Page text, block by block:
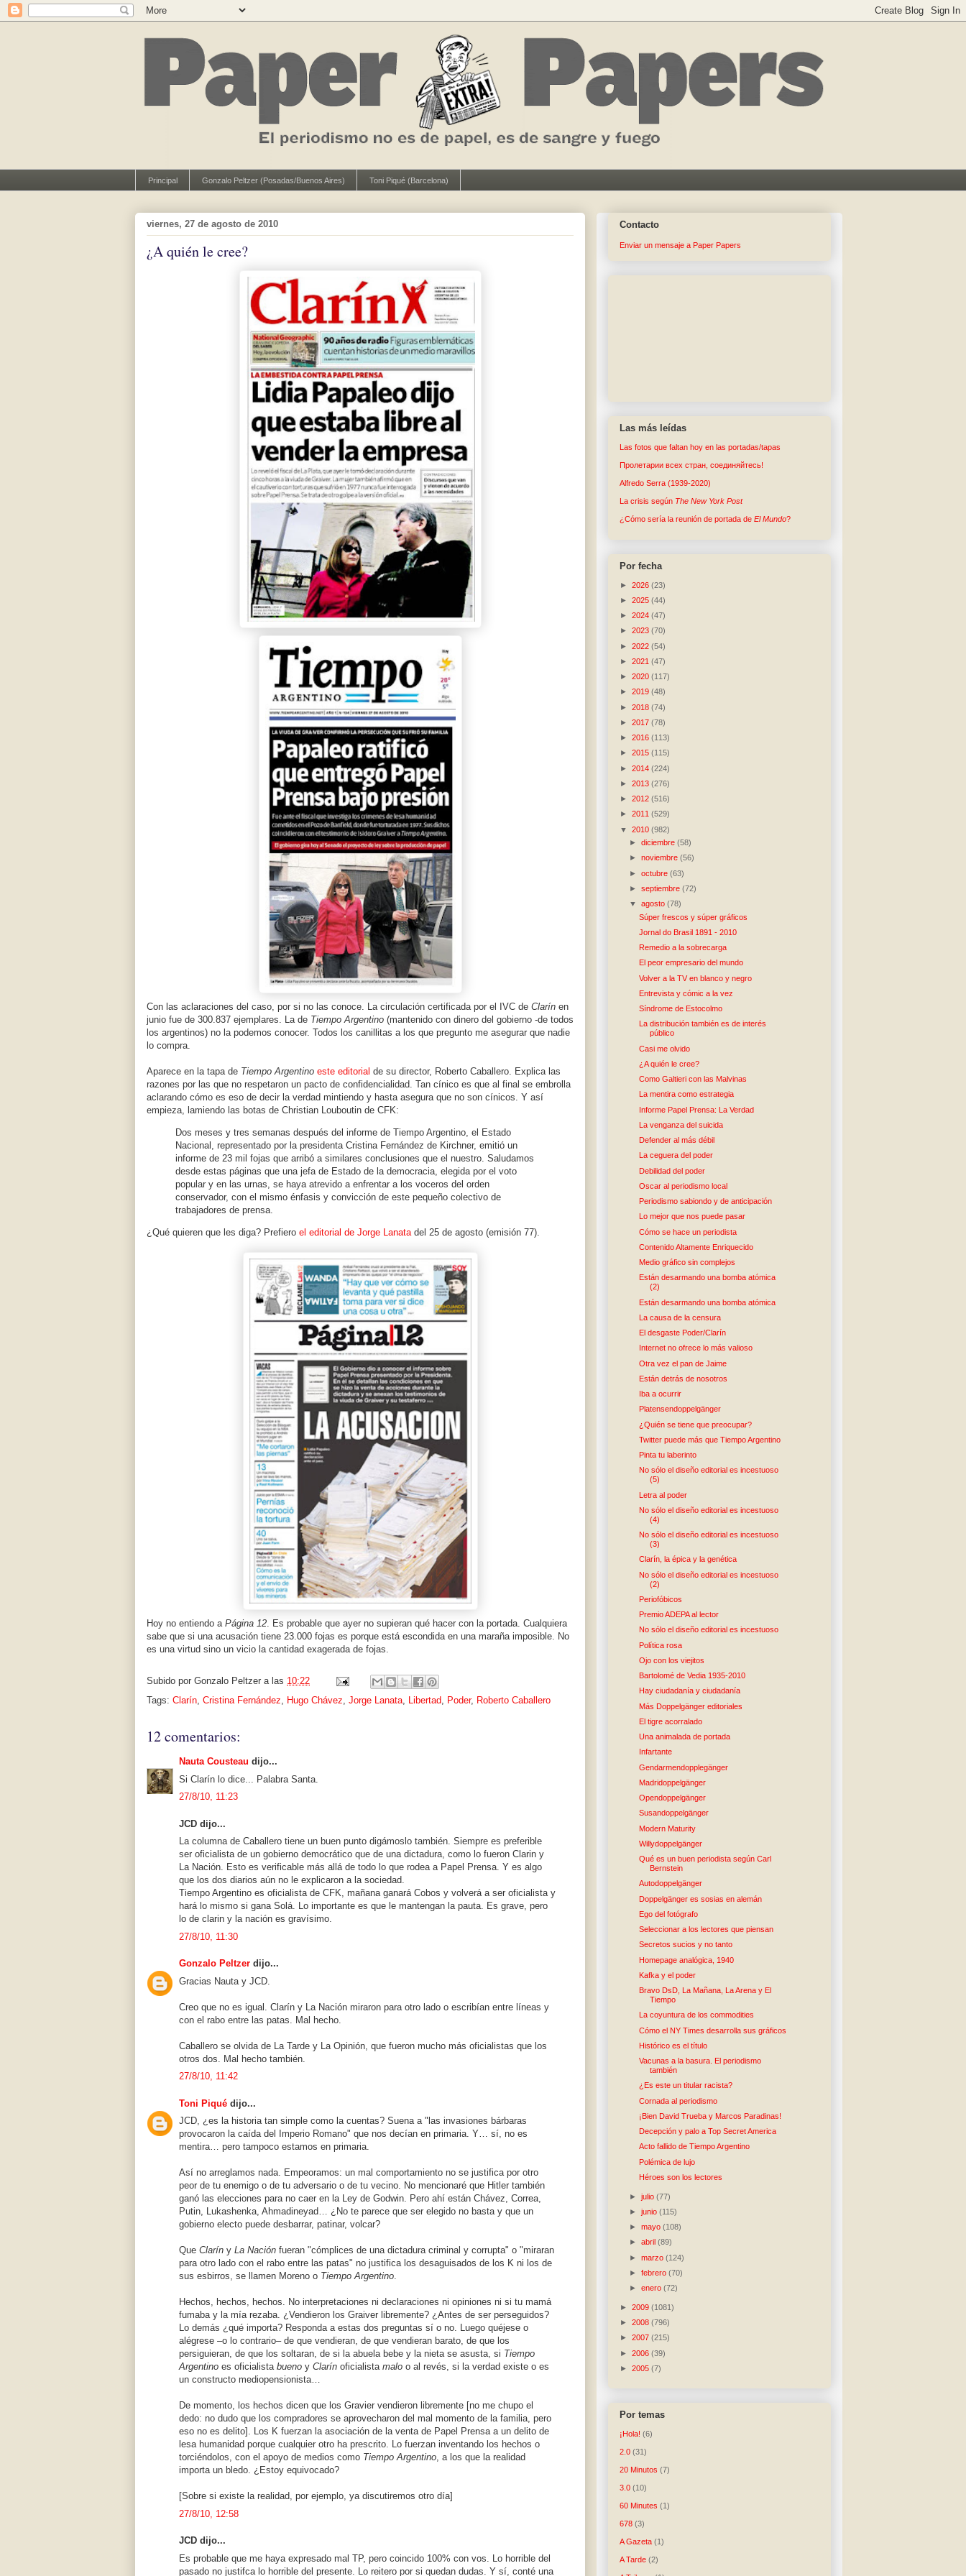
Principal Gonzalo Peltzer (Posadas/Buenos Aires) Toni Piqué (Barcelona)
viernes, 27 de agosto de 2010
¿A quién le cree?
Con las aclaraciones del caso, por si no las conoce. La circulación certificada por el IVC de Clarín en
junio fue de 300.837 ejemplares. La de Tiempo Argentino (mantenido con dinero del gobierno -de todos
los argentinos) no la podemos conocer. Todos los canillitas a los que pregunto me asegurar que nadie
lo compra.
Aparece en la tapa de Tiempo Argentino este editorial de su director, Roberto Caballero. Explica las
razones por las que no respetaron un pacto de confidencialidad. Tan cínico es que al final se embrolla
aclarando cómo es eso de decir la verdad mintiendo y hasta asegura que no son cínicos. Y así
empieza, lamiendo las botas de Christian Louboutin de CFK:
Dos meses y tres semanas después del informe de Tiempo Argentino, el Estado
Nacional, representado por la presidenta Cristina Fernández de Kirchner, emitió un
informe de 23 mil fojas que arribó a similares conclusiones que el nuestro. Saludamos
desde estas páginas que una jefa de Estado de la democracia, elegida por el voto
popular y en las urnas, se haya atrevido a enfrentar a los voceros del orden
conservador, con el mismo énfasis y convicción de este pequeño colectivo de
trabajadores de prensa.
¿Qué quieren que les diga? Prefiero el editorial de Jorge Lanatadel 25 de agosto (emisión 77).
Hoy no entiendo a Página 12. Es probable que ayer no supieran qué hacer con la portada. Cualquiera
sabe que si una acusación tiene 23.000 fojas es porque está escondida en una maraña imposible. No
es una virtud sino un vicio la cantidad exagerada de fojas.
Subido por Gonzalo Peltzer a las 10:22
Tags: Clarín, Cristina Fernández, Hugo Chávez, Jorge Lanata, Libertad, Poder, Roberto Caballero
12 comentarios:
Nauta Cousteau dijo...
Si Clarín lo dice... Palabra Santa.
27/8/10, 11:23
JCD dijo...
La columna de Caballero tiene un buen punto digámoslo también. Siempre es preferible
ser oficialista de un gobierno democrático que de una dictadura, como lo fueron Clarin y
La Nación. Esto es verificable más allá de todo lo que rodea a Papel Prensa. Y es algo
que los dos diarios aún no le explicaron a la sociedad.
Tiempo Argentino es oficialista de CFK, mañana ganará Cobos y volverá a ser oficialista y
hará lo mismo si gana Solá. Lo importante es que le mantengan la pauta. Es grave, pero
lo de clarin y la nación es gravísimo.
27/8/10, 11:30
Gonzalo Peltzer dijo...
Gracias Nauta y JCD.
Creo que no es igual. Clarín y La Nación miraron para otro lado o escribían entre líneas y
con el rabo entre las patas. Mal hecho.
Caballero se olvida de La Tarde y La Opinión, que fueron mucho más oficialistas que los
otros dos. Mal hecho también.
27/8/10, 11:42
Toni Piqué dijo...
JCD, ¿es la historia tan simple como la cuentas? Suena a "las invasiones bárbaras
provocaron la caída del Imperio Romano" que nos decían en primaria. Y… sí, no es
mentira… pero tampoco estamos en primaria.
Así no arreglamos nada. Empeoramos: un mal comportamiento no se justifica por otro
peor de tu enemigo o de tu adversario o de tu vecino. No mencionaré que Hitler también
ganó las elecciones para no caer en la Ley de Godwin. Pero ahí están Chávez, Correa,
Putin, Lukashenka, Ahmadineyad… ¿No te parece que ser elegido no basta y que un
gobierno electo puede desbarrar, patinar, volcar?
Que Clarín y La Nación fueran "cómplices de una dictadura criminal y corrupta" o "miraran
para otro lado con el rabo entre las patas" no justifica los desaguisados de los K ni los de
sus esbirros, se llamen Moreno o Tiempo Argentino.
Hechos, hechos, hechos. No interpretaciones ni declaraciones ni opiniones ni si tu mamá
fumaba y la mía rezaba. ¿Vendieron los Graiver libremente? ¿Antes de ser perseguidos?
Lo demás ¿qué importa? Responda a estas dos preguntas sí o no. Luego quéjese o
alégrese –o lo contrario– de que vendieran, de que vendieran barato, de que los
persiguieran, de que los soltaran, de si la abuela bebe y la nieta se asusta, si Tiempo
Argentino es oficialista bueno y Clarín oficialista malo o al revés, si la verdad existe o es
un constructo mediopensionista…
De momento, los hechos dicen que los Gravier vendieron libremente [no me chupo el
dedo: no dudo que los compradores se aprovecharon del mal momento de la familia, pero
eso no es delito]. Los K fuerzan la asociación de la venta de Papel Prensa a un delito de
lesa humanidad porque cualquier otro ha prescrito. Lo fuerzan inventando los hechos o
torciéndolos, con el apoyo de medios como Tiempo Argentino, a los que la realidad
importa un bledo. ¿Estoy equivocado?
[Sobre si existe la realidad, por ejemplo, ya discutiremos otro día]
27/8/10, 12:58
JCD dijo...
Es probable que me haya expresado mal TP, pero coincido 100% con vos. Lo horrible del
pasado no justifca lo horrible del presente. Lo reitero por si quedan dudas. Y sí, conté una
Contacto
Enviar un mensaje a Paper Papers
Las más leídas
Las fotos que faltan hoy en las portadas/tapas
Пролетарии всех стран, соединяйтесь!
Alfredo Serra (1939-2020)
La crisis según The New York Post
¿Cómo sería la reunión de portada de El Mundo?
Por fecha
► 2026 (23)
► 2025 (44)
► 2024 (47)
► 2023 (70)
► 2022 (54)
► 2021 (47)
► 2020 (117)
► 2019 (48)
► 2018 (74)
► 2017 (78)
► 2016 (113)
► 2015 (115)
► 2014 (224)
► 2013 (276)
► 2012 (516)
► 2011 (529)
▼ 2010 (982)
►diciembre(58)
►noviembre(56)
►octubre(63)
►septiembre(72)
▼agosto(78)
Súper frescos y súper gráficos
Jornal do Brasil 1891 - 2010
Remedio a la sobrecarga
El peor empresario del mundo
Volver a la TV en blanco y negro
Entrevista y cómic a la vez
Síndrome de Estocolmo
La distribución también es de interés
público
Casi me olvido
¿A quién le cree?
Como Galtieri con las Malvinas
La mentira como estrategia
Informe Papel Prensa: La Verdad
La venganza del suicida
Defender al más débil
La ceguera del poder
Debilidad del poder
Oscar al periodismo local
Periodismo sabiondo y de anticipación
Lo mejor que nos puede pasar
Cómo se hace un periodista
Contenido Altamente Enriquecido
Medio gráfico sin complejos
Están desarmando una bomba atómica
(2)
Están desarmando una bomba atómica
La causa de la censura
El desgaste Poder/Clarín
Internet no ofrece lo más valioso
Otra vez el pan de Jaime
Están detrás de nosotros
Iba a ocurrir
Platensendoppelgänger
¿Quién se tiene que preocupar?
Twitter puede más que Tiempo Argentino
Pinta tu laberinto
No sólo el diseño editorial es incestuoso
(5)
Letra al poder
No sólo el diseño editorial es incestuoso
(4)
No sólo el diseño editorial es incestuoso
(3)
Clarín, la épica y la genética
No sólo el diseño editorial es incestuoso
(2)
Periofóbicos
Premio ADEPA al lector
No sólo el diseño editorial es incestuoso
Política rosa
Ojo con los viejitos
Bartolomé de Vedia 1935-2010
Hay ciudadanía y ciudadanía
Más Doppelgänger editoriales
El tigre acorralado
Una animalada de portada
Infartante
Gendarmendopplegänger
Madridoppelgänger
Opendoppelgänger
Susandoppelgänger
Modern Maturity
Willydoppelgänger
Qué es un buen periodista según Carl
Bernstein
Autodoppelgänger
Doppelgänger es sosias en alemán
Ego del fotógrafo
Seleccionar a los lectores que piensan
Secretos sucios y no tanto
Homepage analógica, 1940
Kafka y el poder
Bravo DsD, La Mañana, La Arena y El
Tiempo
La coyuntura de los commodities
Cómo el NY Times desarrolla sus gráficos
Histórico es el título
Vacunas a la basura. El periodismo
también
¿Es este un titular racista?
Cornada al periodismo
¡Bien David Trueba y Marcos Paradinas!
Decepción y palo a Top Secret America
Acto fallido de Tiempo Argentino
Polémica de lujo
Héroes son los lectores
►julio(77)
►junio(115)
►mayo(108)
►abril(89)
►marzo(124)
►febrero(70)
►enero(72)
► 2009 (1081)
► 2008 (796)
► 2007 (215)
► 2006 (39)
► 2005 (7)
Por temas
¡Hola! (6)
2.0 (31)
20 Minutos (7)
3.0 (10)
60 Minutes (1)
678 (3)
A Gazeta (1)
A Tarde (2)